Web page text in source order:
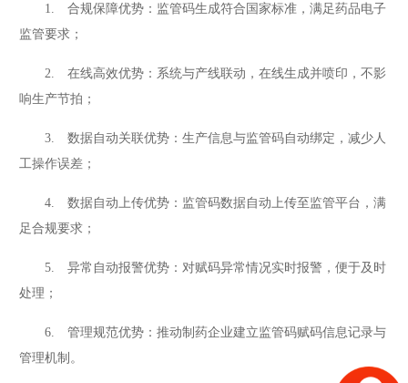
1. 合规保障优势：监管码生成符合国家标准，满足药品电子
监管要求；
2. 在线高效优势：系统与产线联动，在线生成并喷印，不影
响生产节拍；
3. 数据自动关联优势：生产信息与监管码自动绑定，减少人
工操作误差；
4. 数据自动上传优势：监管码数据自动上传至监管平台，满
足合规要求；
5. 异常自动报警优势：对赋码异常情况实时报警，便于及时
处理；
6. 管理规范优势：推动制药企业建立监管码赋码信息记录与
管理机制。